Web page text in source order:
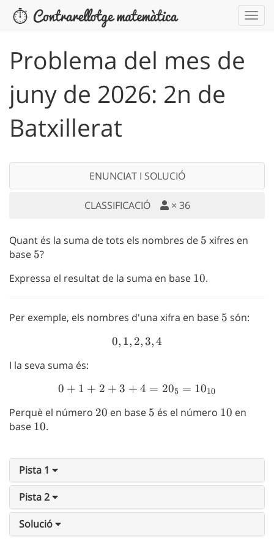
Problema del mes de
juny de 2026: 2n de
Batxillerat
ENUNCIAT I SOLUCIÓ
CLASSIFICACIÓ × 36
Quant és la suma de tots els nombres de 5
5 xifres en
base 5
5?
Expressa el resultat de la suma en base 10
10.
Per exemple, els nombres d'una xifra en base 5
5 són:
0, 1, 2, 3, 4
0, 1, 2,3, 4
I la seva suma és:
0 + 1 + 2 + 3 + 4 = 205 = 1010
Perquè el número 20
20 en base 5
5 és el número 10
10 en
base 10
10.
Pista 1
Pista 2
Solució